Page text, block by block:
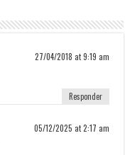
27/04/2018 at 9:19 am
Responder
05/12/2025 at 2:17 am